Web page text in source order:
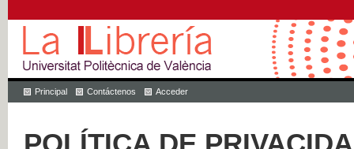
Principal Contáctenos Acceder